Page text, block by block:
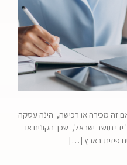
זה מכירה או רכישה, הינה עסקה
תושב ישראל, שכן הקונים או
פיזית בארץ […]